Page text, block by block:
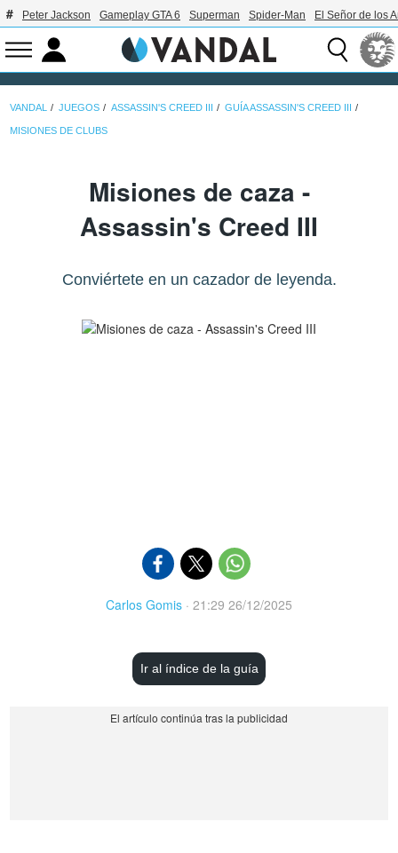
Peter Jackson Gameplay GTA 6 Superman Spider-Man El Señor de los
VANDAL JUEGOS ASSASSIN'S CREED III GUÍA ASSASSIN'S CREED III
MISIONES DE CLUBS
Misiones de caza -
Assassin's Creed III
Conviértete en un cazador de leyenda.
Carlos Gomis · 21:29 26/12/2025
Ir al índice de la guía